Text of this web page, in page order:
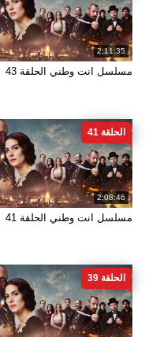
2:11:35
مسلسل انت وطني الحلقة 43
2:08:46
الحلقة 41
مسلسل انت وطني الحلقة 41
الحلقة 39